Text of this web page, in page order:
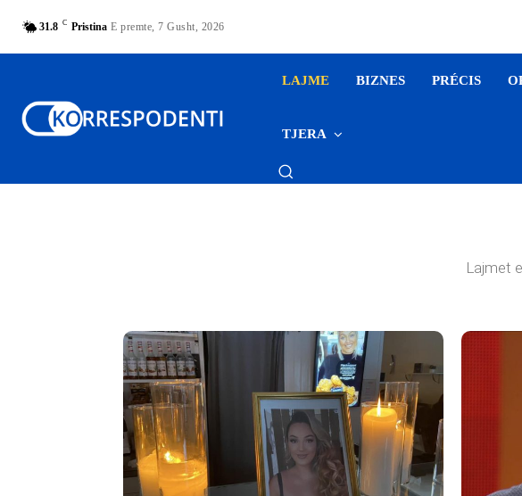
31.8 C Pristina E premte, 7 Gusht, 2026
LAJME BIZNES PRÉCIS
TJERA
Lajmet